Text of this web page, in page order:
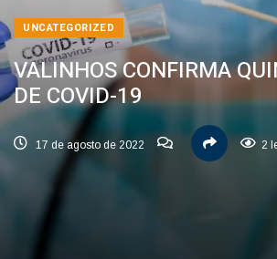
UNCATEGORIZED
VALINHOS CONFIRMA
DE COVID-19
17 de agosto de 2022 2